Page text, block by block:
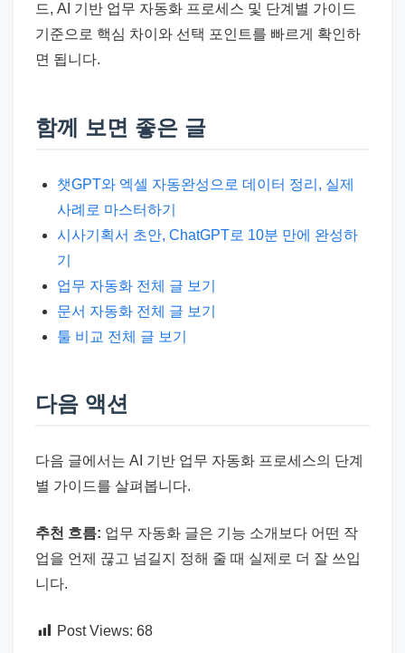
드, AI 기반 업무 자동화 프로세스 및 단계별 가이드
기준으로 핵심 차이와 선택 포인트를 빠르게 확인하
면 됩니다.
함께 보면 좋은 글
챗GPT와 엑셀 자동완성으로 데이터 정리, 실제
사례로 마스터하기
시사기획서 초안, ChatGPT로 10분 만에 완성하
기
업무 자동화 전체 글 보기
문서 자동화 전체 글 보기
툴 비교 전체 글 보기
다음 액션
다음 글에서는 AI 기반 업무 자동화 프로세스의 단계
별 가이드를 살펴봅니다.
추천 흐름: 업무 자동화 글은 기능 소개보다 어떤 작
업을 언제 끊고 넘길지 정해 줄 때 실제로 더 잘 쓰입
니다.
Post Views: 68